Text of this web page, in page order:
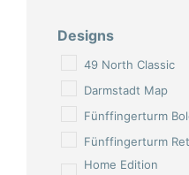
Designs
49 North Classic
Darmstadt Map
Fünffingerturm
Fünffingerturm
Home Edition